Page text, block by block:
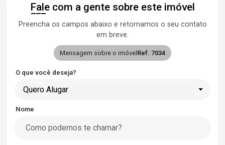
Fale com a gente sobre este imóvel
Preencha os campos abaixo e retornamos o seu contato
em breve.
Mensagem sobre o imóvelRef. 7034
O que você deseja?
Quero Alugar
Nome